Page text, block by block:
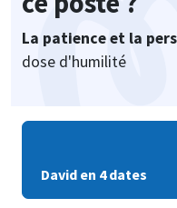
La patience et la
dose d'humilité
David en 4 dates